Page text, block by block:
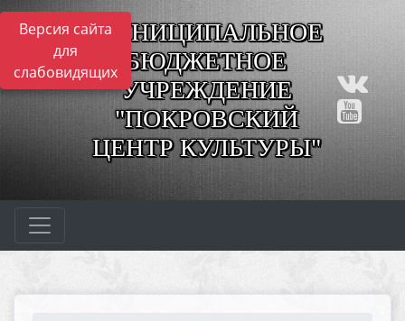
Версия сайта
для
слабовидящих
МУНИЦИПАЛЬНОЕ
БЮДЖЕТНОЕ
УЧРЕЖДЕНИЕ
"ПОКРОВСКИЙ
ЦЕНТР КУЛЬТУРЫ"